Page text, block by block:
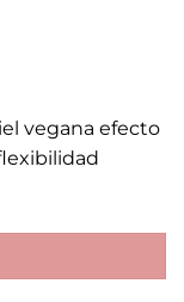
vegana efecto